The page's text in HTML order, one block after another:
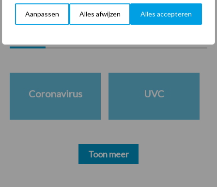
Aanpassen Alles afwijzen Alles accepteren
Coronavirus UVC
Toon meer